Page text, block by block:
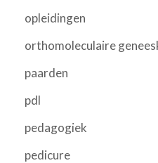
opleidingen
orthomoleculaire
paarden
pdl
pedagogiek
pedicure